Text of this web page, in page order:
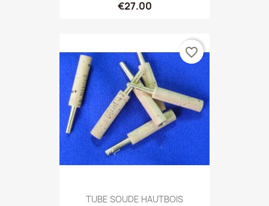
€27.00
TUBE SOUDE HAUTBOIS
favorite_border